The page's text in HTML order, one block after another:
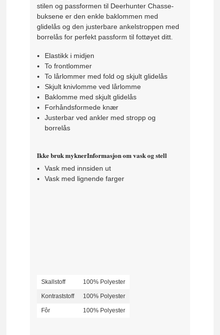
stilen og passformen til Deerhunter Chasse-
buksene er den enkle baklommen med
glidelås og den justerbare ankelstroppen med
borrelås for perfekt passform til fottøyet ditt.
Elastikk i midjen
To frontlommer
To lårlommer med fold og skjult glidelås
Skjult knivlomme ved lårlomme
Baklomme med skjult glidelås
Forhåndsformede knær
Justerbar ved ankler med stropp og
borrelås
Ikke bruk myknerInformasjon om vask og stell
Vask med innsiden ut
Vask med lignende farger
Skallstoff 100% Polyester
Kontraststoff 100% Polyester
Fôr 100% Polyester